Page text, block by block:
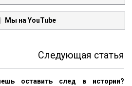
Мы на YouTube
Следующая статья
оставить след в истории?